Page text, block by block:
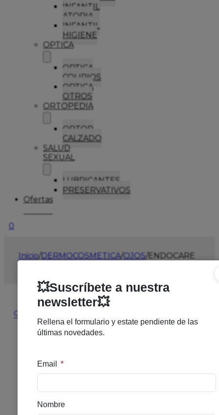
INFANTIL
ATOPIA
INFANTIL
HIGIENE
OPTICA
OPTICA
COLIRIOS
OPTICA
OTROS
ORTOPEDIA
ORTOP
CALZADO
SALUD
SEXUAL
LUBRICANTES
PRESERVATIVOS
Ofertas
0
Inicio/DERMOCOSMETICA/OJOS/ENDOCARE
🔍